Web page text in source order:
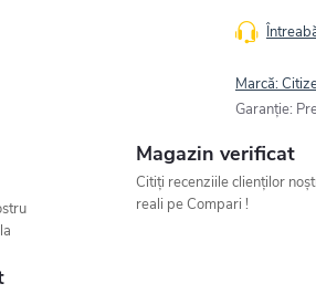
Marcă:
Garanţie:
Magazin verificat
Citiți recenziile clienților
reali pe Compari !